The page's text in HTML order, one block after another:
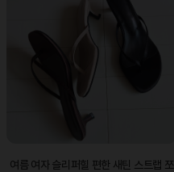
여름 여자 슬리퍼힐 편한 새틴 스트랩 쪼